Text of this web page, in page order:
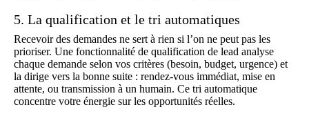
5. La qualification et le tri automatiques
Recevoir des demandes ne sert à rien si l’on ne peut pas les
prioriser. Une fonctionnalité de qualification de lead analyse
chaque demande selon vos critères (besoin, budget, urgence) et
la dirige vers la bonne suite : rendez-vous immédiat, mise en
attente, ou transmission à un humain. Ce tri automatique
concentre votre énergie sur les opportunités réelles.